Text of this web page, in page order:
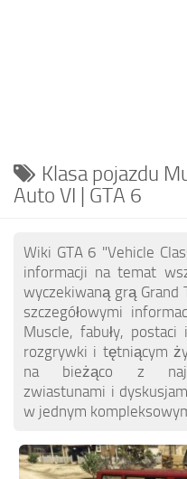
Klasa pojazdu
Auto VI | GTA 6
Wiki GTA 6 "Vehicle
informacji na temat
wyczekiwaną grą Grand
szczegółowymi
Muscle, fabuły,
rozgrywki i tętniącym
na bieżąco z
zwiastunami i
w jednym